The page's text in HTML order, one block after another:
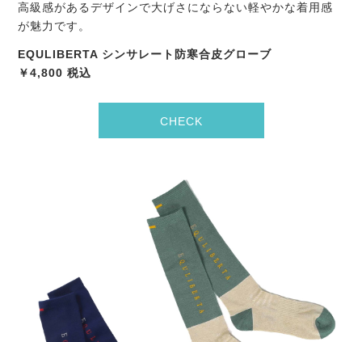
高級感があるデザインで大げさにならない軽やかな着用感
が魅力です。
EQULIBERTA シンサレート防寒合皮グローブ
￥4,800 税込
CHECK